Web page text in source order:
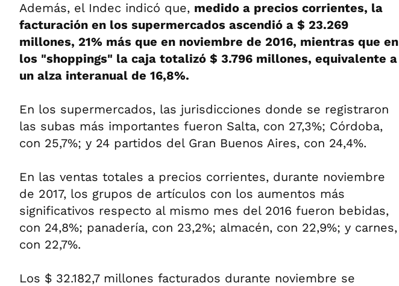
Además, el Indec indicó que, medido a precios corrientes, la
facturación en los supermercados ascendió a $ 23.269
millones, 21% más que en noviembre de 2016, mientras que en
los "shoppings" la caja totalizó $ 3.796 millones, equivalente a
un alza interanual de 16,8%.
En los supermercados, las jurisdicciones donde se registraron
las subas más importantes fueron Salta, con 27,3%; Córdoba,
con 25,7%; y 24 partidos del Gran Buenos Aires, con 24,4%.
En las ventas totales a precios corrientes, durante noviembre
de 2017, los grupos de artículos con los aumentos más
significativos respecto al mismo mes del 2016 fueron bebidas,
con 24,8%; panadería, con 23,2%; almacén, con 22,9%; y carnes,
con 22,7%.
Los $ 32.182,7 millones facturados durante noviembre se